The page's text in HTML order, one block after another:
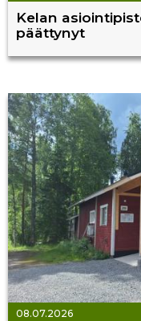
Kelan
päättynyt
08.07.2026